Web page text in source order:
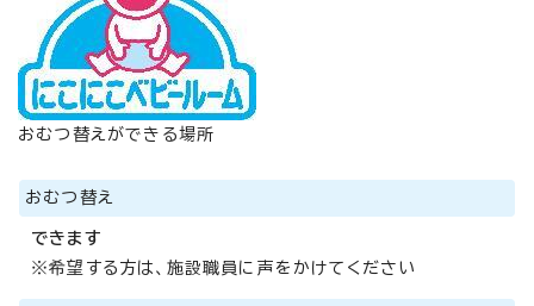
おむつ替えができる場所
おむつ替え
できます
※希望する方は、施設職員に声をかけてください